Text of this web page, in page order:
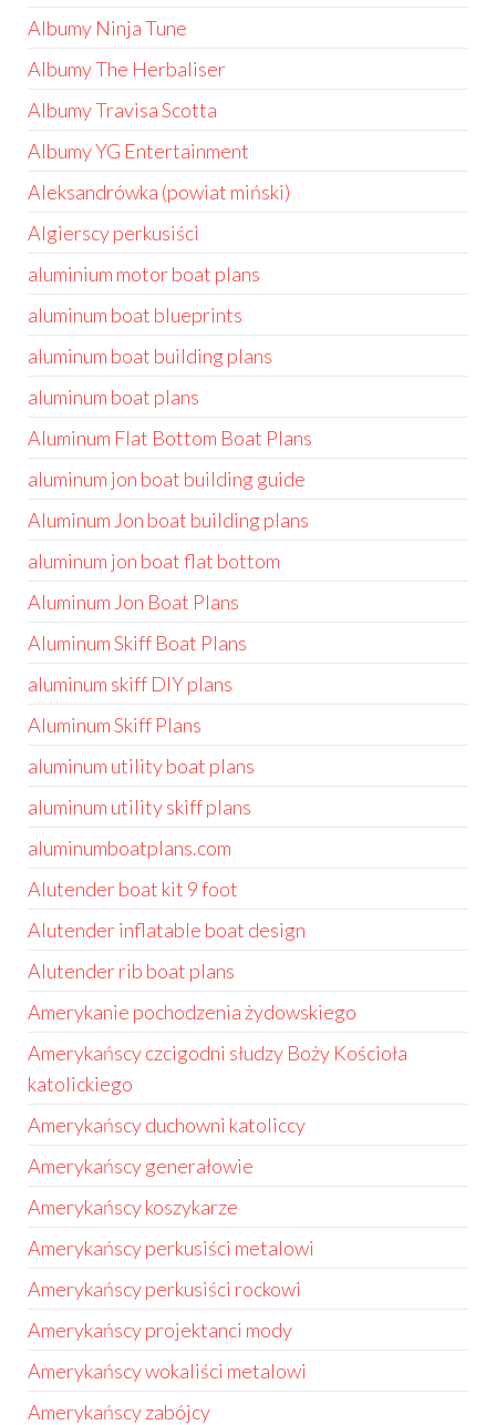
Albumy Ninja Tune
Albumy The Herbaliser
Albumy Travisa Scotta
Albumy YG Entertainment
Aleksandrówka (powiat miński)
Algierscy perkusiści
aluminium motor boat plans
aluminum boat blueprints
aluminum boat building plans
aluminum boat plans
Aluminum Flat Bottom Boat Plans
aluminum jon boat building guide
Aluminum Jon boat building plans
aluminum jon boat flat bottom
Aluminum Jon Boat Plans
Aluminum Skiff Boat Plans
aluminum skiff DIY plans
Aluminum Skiff Plans
aluminum utility boat plans
aluminum utility skiff plans
aluminumboatplans.com
Alutender boat kit 9 foot
Alutender inflatable boat design
Alutender rib boat plans
Amerykanie pochodzenia żydowskiego
Amerykańscy czcigodni słudzy Boży Kościoła
katolickiego
Amerykańscy duchowni katoliccy
Amerykańscy generałowie
Amerykańscy koszykarze
Amerykańscy perkusiści metalowi
Amerykańscy perkusiści rockowi
Amerykańscy projektanci mody
Amerykańscy wokaliści metalowi
Amerykańscy zabójcy